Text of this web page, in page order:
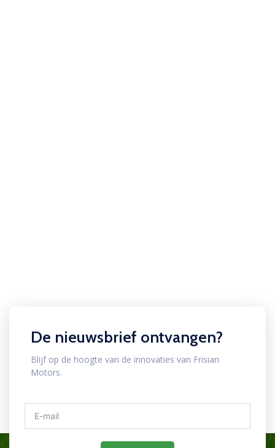
De nieuwsbrief ontvangen?
Blijf op de hoogte van de innovaties van Frisian
Motors.